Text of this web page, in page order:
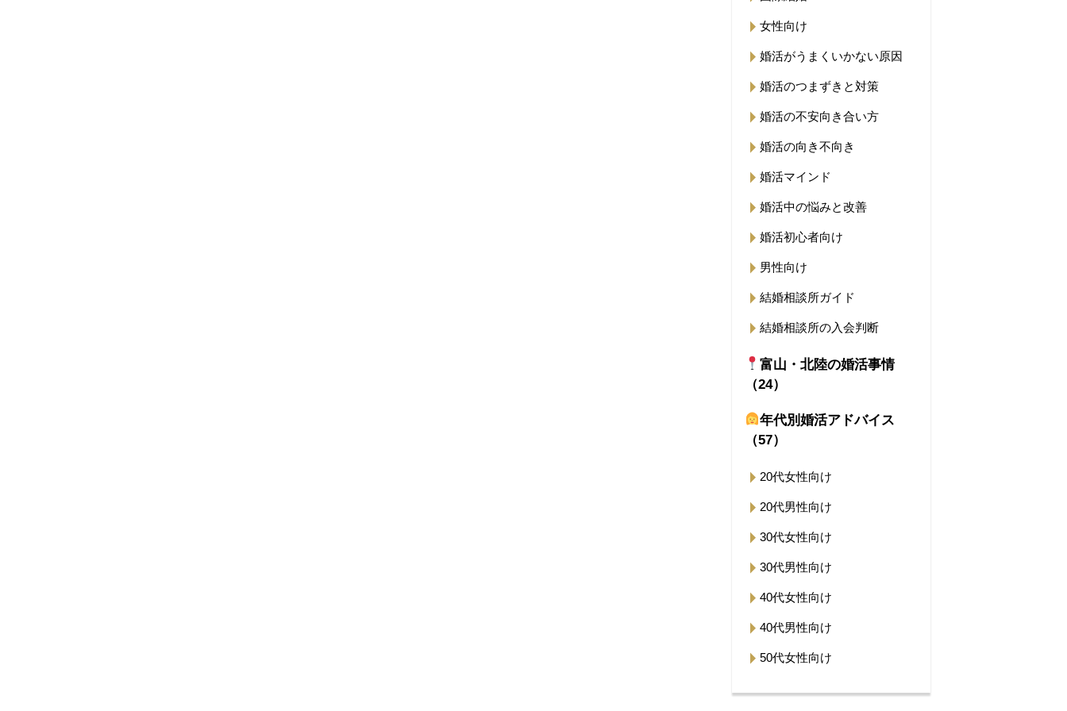
女性向け
婚活がうまくいかない原因
婚活のつまずきと対策
婚活の不安向き合い方
婚活の向き不向き
婚活マインド
婚活中の悩みと改善
婚活初心者向け
男性向け
結婚相談所ガイド
結婚相談所の入会判断
富山・北陸の婚活事情
（24）
年代別婚活アドバイス
（57）
20代女性向け
20代男性向け
30代女性向け
30代男性向け
40代女性向け
40代男性向け
50代女性向け